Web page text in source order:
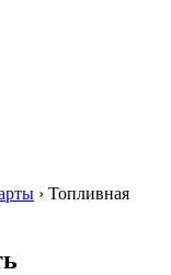
› Топливная